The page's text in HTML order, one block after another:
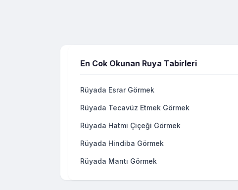
En Cok Okunan Ruya Tabirleri
Rüyada Esrar Görmek
Rüyada Tecavüz Etmek Görmek
Rüyada Hatmi Çiçeği Görmek
Rüyada Hindiba Görmek
Rüyada Mantı Görmek